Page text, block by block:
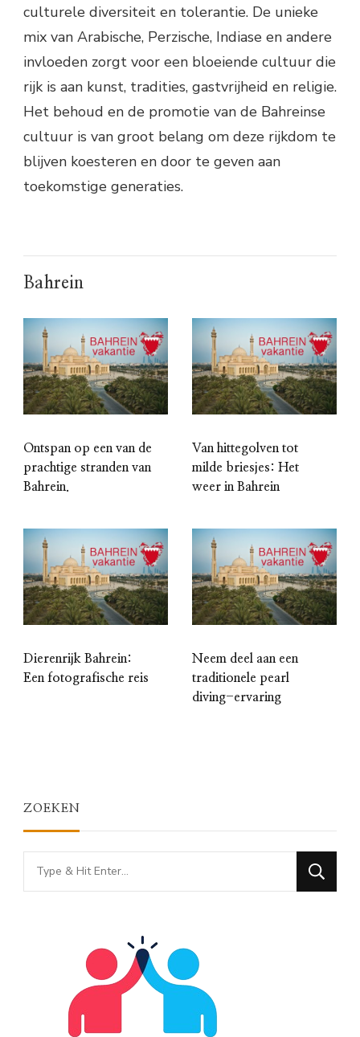
culturele diversiteit en tolerantie. De unieke
mix van Arabische, Perzische, Indiase en andere
invloeden zorgt voor een bloeiende cultuur die
rijk is aan kunst, tradities, gastvrijheid en religie.
Het behoud en de promotie van de Bahreinse
cultuur is van groot belang om deze rijkdom te
blijven koesteren en door te geven aan
toekomstige generaties.
Bahrein
Ontspan op een van de
prachtige stranden van
Bahrein.
Van hittegolven tot
milde briesjes: Het
weer in Bahrein
Dierenrijk Bahrein:
Een fotografische reis
Neem deel aan een
traditionele pearl
diving-ervaring
ZOEKEN
Looking
for